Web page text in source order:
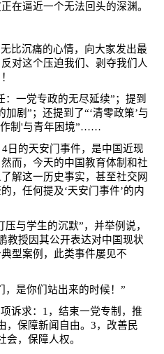
在逼近一个无法回头的深渊。
比沉痛的心情，向大家发出最
对这个压迫我们、剥夺我们人
一党专政的无尽延续”；提到
剧”；还提到了“‘清零政策’与
制 '与青年困境”……
4日的天安门事件，是中国近现
而，今天的中国教育体制和社
解这一历史事实，甚至社交网
，任何提及‘天安门事件’的内
与学生的沉默”，并举例说，
教授因其公开表达对中国现状
型案例，此类事件屡见不
，是你们站出来的时候！”
诉求： 1 ，结束一党专制，推
，保障新闻自由。 3，改善民
会，保障人权。